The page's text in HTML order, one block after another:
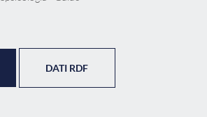
DATI RDF